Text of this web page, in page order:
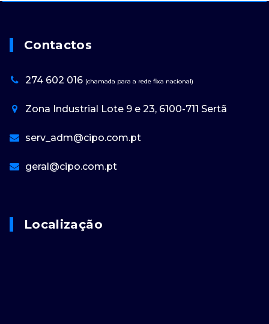
Contactos
274 602 016 (chamada para a rede fixa nacional)
Zona Industrial Lote 9 e 23, 6100-711 Sertã
serv_adm@cipo.com.pt
geral@cipo.com.pt
Localização